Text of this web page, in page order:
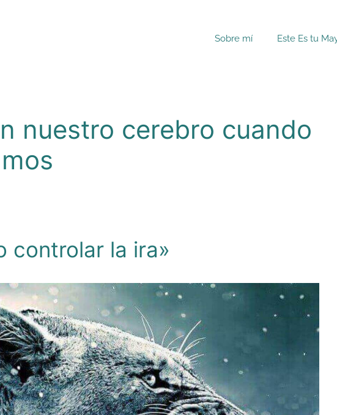
Sobre mí Este Es tu
nuestro cerebro cuando
controlar la ira»